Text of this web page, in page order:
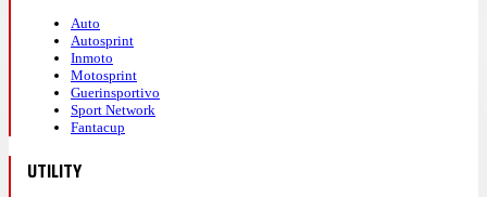
Auto
Autosprint
Inmoto
Motosprint
Guerinsportivo
Sport Network
Fantacup
UTILITY